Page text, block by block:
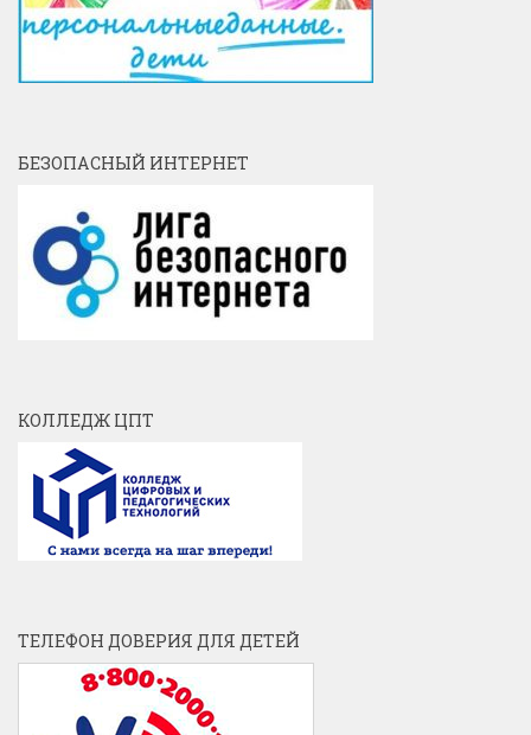
БЕЗОПАСНЫЙ ИНТЕРНЕТ
КОЛЛЕДЖ ЦПТ
ТЕЛЕФОН ДОВЕРИЯ ДЛЯ ДЕТЕЙ